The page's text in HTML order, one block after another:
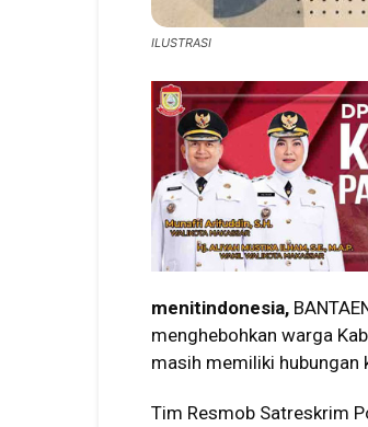
ILUSTRASI
menitindonesia,
menghebohkan warga
masih memiliki hubungan
Tim Resmob Satreskrim